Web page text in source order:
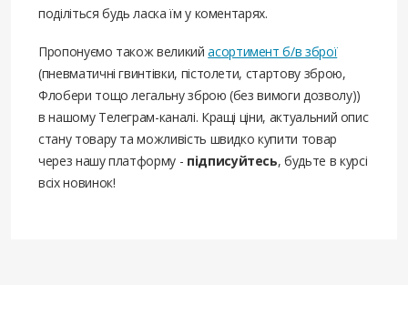
поділіться будь ласка їм у коментарях.
Пропонуємо також великийасортимент б/в зброї
(пневматичні гвинтівки, пістолети, стартову зброю,
Флобери тощо легальну зброю (без вимоги дозволу))
в нашому Телеграм-каналі. Кращі ціни, актуальний опис
стану товару та можливість швидко купити товар
через нашу платформу - підписуйтесь, будьте в курсі
всіх новинок!